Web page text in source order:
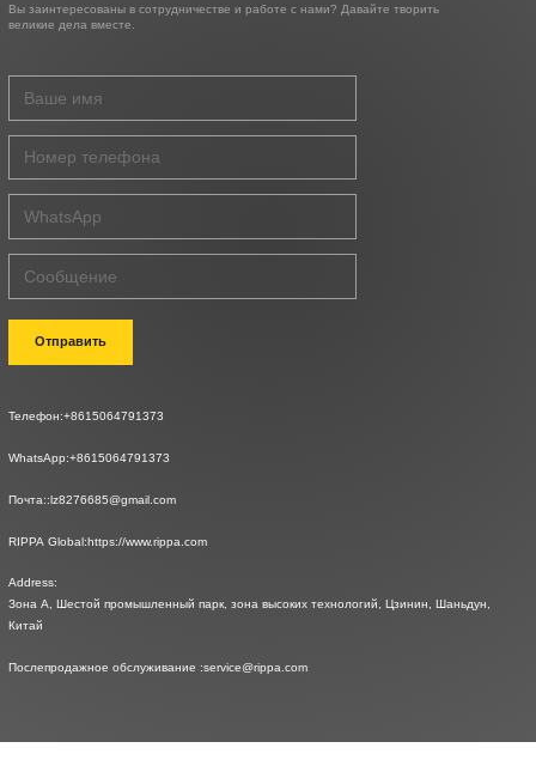
Вы заинтересованы в сотрудничестве и работе с нами? Давайте творить
великие дела вместе.
Отправить
Телефон:+8615064791373
WhatsApp:+8615064791373
Почта::lz8276685@gmail.com
RIPPA Global:https://www.rippa.com
Address:
Зона A, Шестой промышленный парк, зона высоких технологий, Цзинин, Шаньдун,
Китай
Послепродажное обслуживание :service@rippa.com